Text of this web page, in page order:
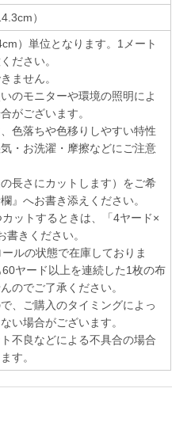
）
）単位となります。1メート
ださい。
ません。
のモニターや環境の照明によ
がございます。
色落ちや色移りしやすい特性
・お洗濯・摩擦などにご注意
長さにカットします）をご希
』へお書き添えください。
ットするときは、「4ヤード×
きください。
ルの状態で在庫しておりま
ヤード以上を連続した1枚の布
のでご了承ください。
、ご購入のタイミングによっ
い場合がございます。
不良などによる不具合の場合
す。